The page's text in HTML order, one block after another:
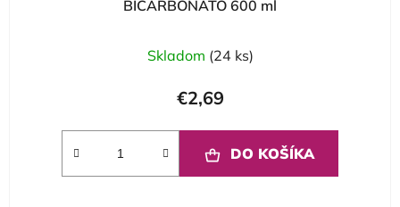
BICARBONATO 600 ml
Skladom (24 ks)
€2,69
DO KOŠÍKA